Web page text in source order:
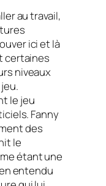
au travail,
ici et là
certaines
niveaux
le jeu
Fanny
des
le
étant une
entendu